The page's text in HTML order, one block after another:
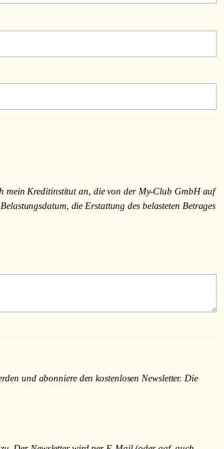
mein Kreditinstitut an, die von der My-Club GmbH auf
die Erstattung des belasteten Betrages
und abonniere den kostenlosen Newsletter. Die